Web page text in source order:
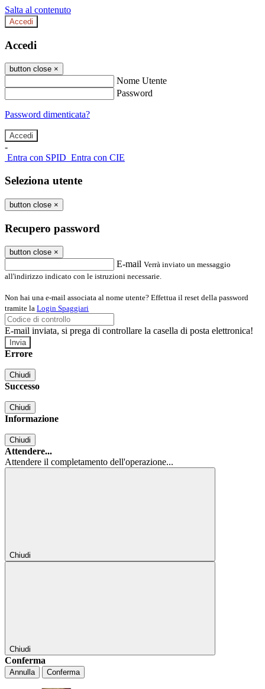
Salta al contenuto
Accedi
Accedi
button close ×
Nome Utente
Password
Password dimenticata?
-
Entra con SPID Entra con CIE
Seleziona utente
button close ×
Recupero password
button close ×
E-mail Verrà inviato un messaggio
all'indirizzo indicato con le istruzioni necessarie.
Non hai una e-mail associata al nome utente? Effettua il reset della password
tramite la Login Spaggiari
E-mail inviata, si prega di controllare la casella di posta elettronica!
Errore
Chiudi
Successo
Chiudi
Informazione
Chiudi
Attendere...
Attendere il completamento dell'operazione...
Chiudi
Chiudi
Conferma
Annulla Conferma